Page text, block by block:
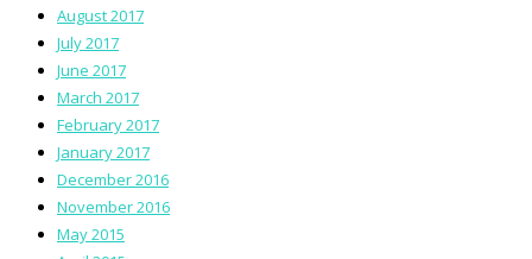
August 2017
July 2017
June 2017
March 2017
February 2017
January 2017
December 2016
November 2016
May 2015